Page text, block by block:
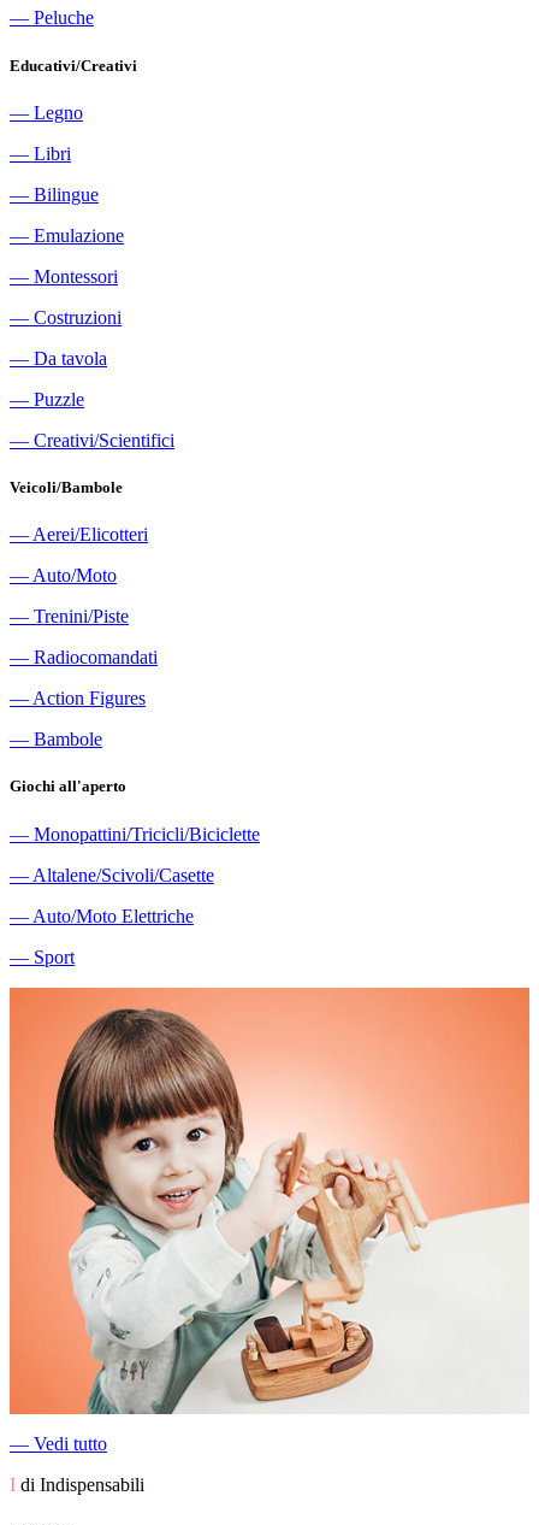
― Peluche
Educativi/Creativi
― Legno
― Libri
― Bilingue
― Emulazione
― Montessori
― Costruzioni
― Da tavola
― Puzzle
― Creativi/Scientifici
Veicoli/Bambole
― Aerei/Elicotteri
― Auto/Moto
― Trenini/Piste
― Radiocomandati
― Action Figures
― Bambole
Giochi all'aperto
― Monopattini/Tricicli/Biciclette
― Altalene/Scivoli/Casette
― Auto/Moto Elettriche
― Sport
― Vedi tutto
I di Indispensabili